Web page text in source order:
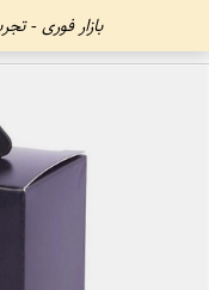
بازار فوری -